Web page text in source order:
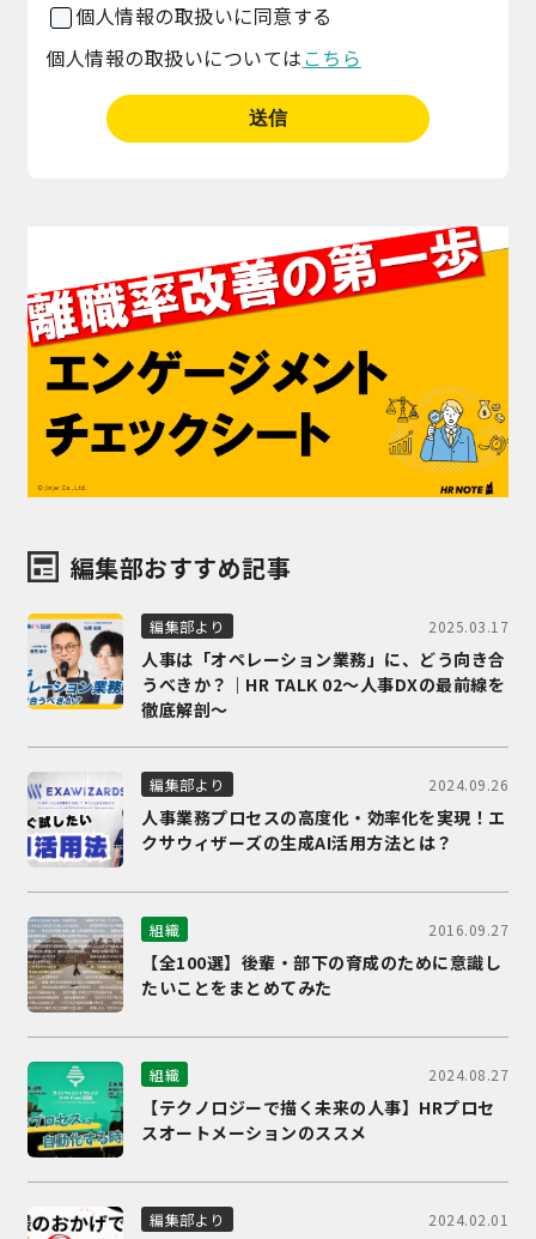
個人情報の取扱いに同意する
個人情報の取扱いについては こちら
編集部おすすめ記事
編集部より 2025.03.17
人事は「オペレーション業務」に、どう向き合
うべきか？｜HR TALK 02～人事DXの最前線を
徹底解剖～
編集部より 2024.09.26
人事業務プロセスの高度化・効率化を実現！エ
クサウィザーズの生成AI活用方法とは？
組織 2016.09.27
【全100選】後輩・部下の育成のために意識し
たいことをまとめてみた
組織 2024.08.27
【テクノロジーで描く未来の人事】HRプロセ
スオートメーションのススメ
編集部より 2024.02.01